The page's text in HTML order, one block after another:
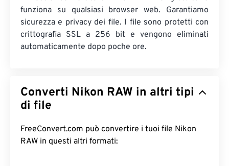
funziona su qualsiasi browser web. Garantiamo
sicurezza e privacy dei file. I file sono protetti con
crittografia SSL a 256 bit e vengono eliminati
automaticamente dopo poche ore.
Converti Nikon RAW in altri tipi
di file
FreeConvert.com può convertire i tuoi file Nikon
RAW in questi altri formati: